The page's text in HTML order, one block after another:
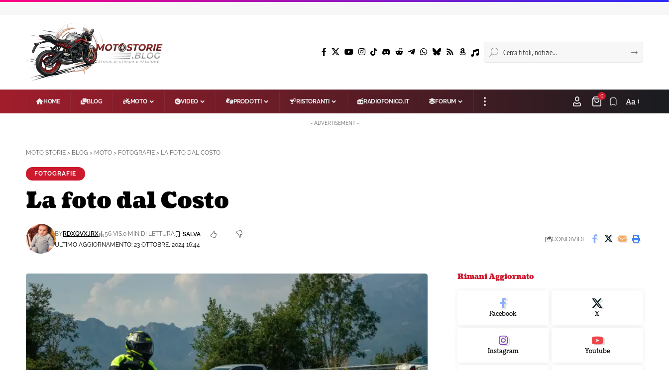
HOME BLOG MOTO VIDEO PRODOTTI RISTORANTI RADIOFONICO.IT FORUM
0
Aa
- ADVERTISEMENT -
MOTO STORIE > BLOG > MOTO > FOTOGRAFIE > LA FOTO DAL COSTO
FOTOGRAFIE
La foto dal Costo
ULTIMO AGGIORNAMENTO: 23 OTTOBRE, 2024 16:44
BYRDXQVXJRX 56 VIS.0 MIN DI LETTURA
CONDIVIDI
Rimani Aggiornato
Facebook X
Instagram Youtube